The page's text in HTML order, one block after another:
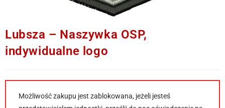
Lubsza – Naszywka OSP,
indywidualne logo
Możliwość zakupu jest zablokowana, jeżeli jesteś